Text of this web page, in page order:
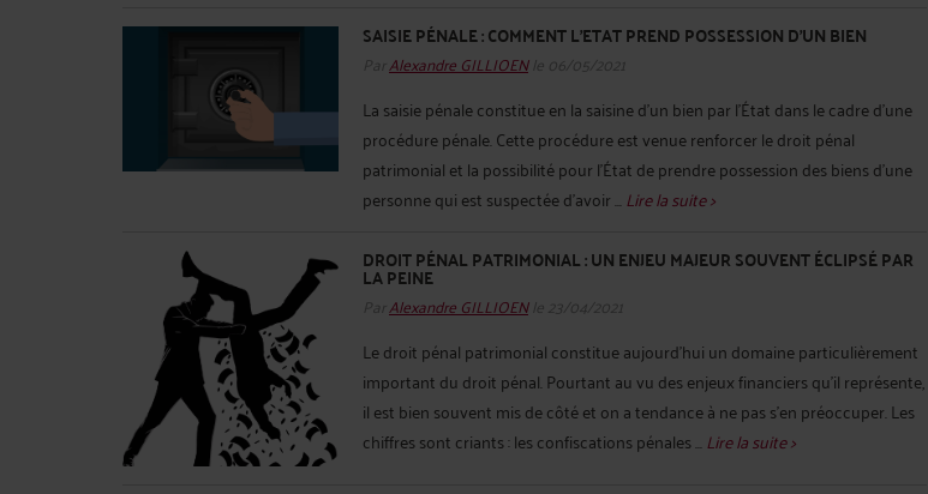
SAISIE PÉNALE : COMMENT L'ETAT PREND POSSESSION D'UN BIEN
ParAlexandre GILLIOENle 06/05/2021
La saisie pénale constitue en la saisine d’un bien par l’État dans le cadre d’une
procédure pénale. Cette procédure est venue renforcer le droit pénal
patrimonial et la possibilité pour l’État de prendre possession des biens d’une
personne qui est suspectée d’avoir ...Lire la suite >
DROIT PÉNAL PATRIMONIAL : UN ENJEU MAJEUR SOUVENT ÉCLIPSÉ PAR
LA PEINE
ParAlexandre GILLIOENle 23/04/2021
Le droit pénal patrimonial constitue aujourd’hui un domaine particulièrement
important du droit pénal. Pourtant au vu des enjeux financiers qu’il représente,
il est bien souvent mis de côté et on a tendance à ne pas s’en préoccuper. Les
chiffres sont criants : les confiscations pénales ...Lire la suite >